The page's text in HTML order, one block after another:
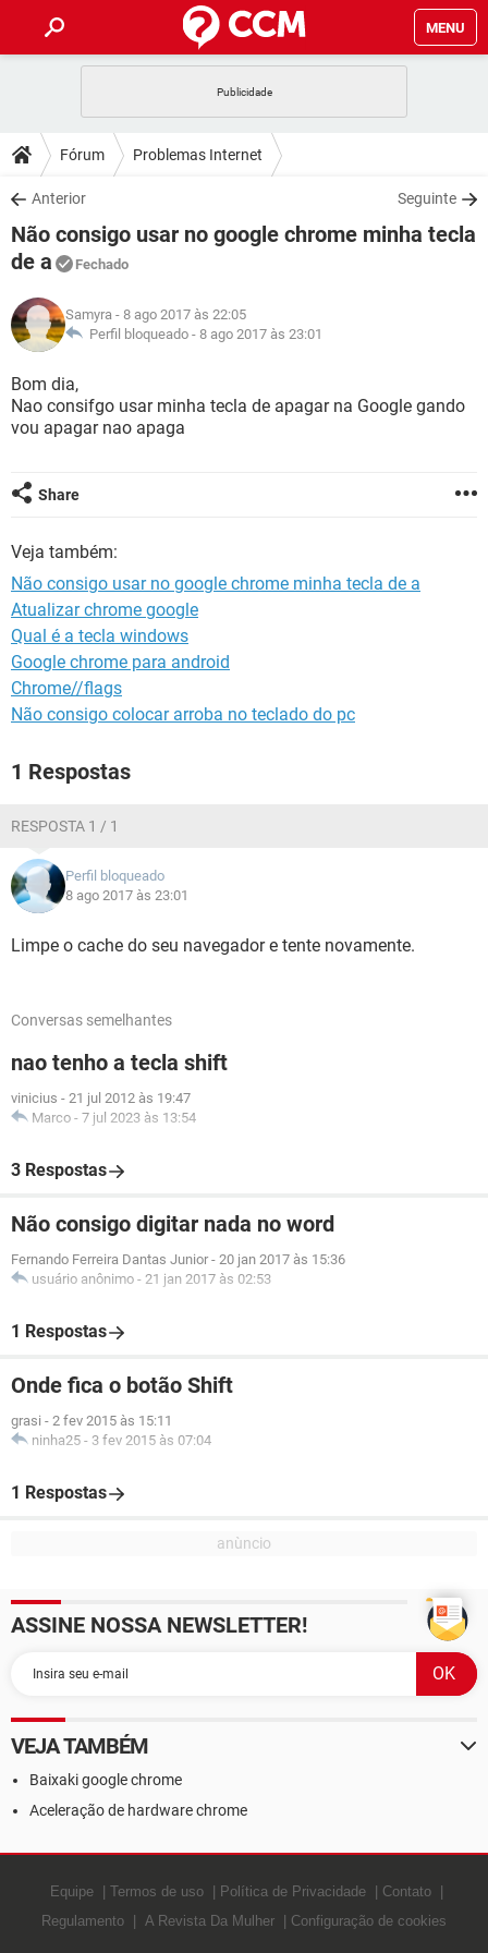
MENU
CELULAR FACEBOOK
OUTLOOK
INSTAGRAM GMAIL
GUIA DE COMPRAS
DICAS
JOGOS WHATSAPP
OUTLOOK
GUIA DE COMPRAS
DOWNLOADS
JOGOS WHATSAPP
CELULAR
OUTLOOK
INSTAGRAM
GUIA DE COMPRAS
FÓRUM
CELULAR FACEBOOK
INSTAGRAM GMAIL
GUIA DE COMPRAS
GLOSSÁRIO
JOGOS
CELULAR
OUTLOOK
GUIA DE COMPRAS
Fórum Problemas Internet
Anterior Seguinte
Não consigo usar no google chrome minha tecla
de a
Fechado
Samyra - 8 ago 2017 às 22:05
Perfil bloqueado - 8 ago 2017 às 23:01
Bom dia,
Nao consifgo usar minha tecla de apagar na Google gando
vou apagar nao apaga
Share
Veja também:
Não consigo usar no google chrome minha tecla de a
Atualizar chrome google
Qual é a tecla windows
Google chrome para android
Chrome//flags
Não consigo colocar arroba no teclado do pc
1 Respostas
RESPOSTA 1 / 1
Perfil bloqueado
8 ago 2017 às 23:01
Limpe o cache do seu navegador e tente novamente.
Conversas semelhantes
nao tenho a tecla shift
vinicius - 21 jul 2012 às 19:47
Marco - 7 jul 2023 às 13:54
3 Respostas
Não consigo digitar nada no word
Fernando Ferreira Dantas Junior - 20 jan 2017 às 15:36
usuário anônimo - 21 jan 2017 às 02:53
1 Respostas
Onde fica o botão Shift
grasi - 2 fev 2015 às 15:11
ninha25 - 3 fev 2015 às 07:04
1 Respostas
ASSINE NOSSA NEWSLETTER!
VEJA TAMBÉM
Baixaki google chrome
Aceleração de hardware chrome
Equipe Termos de uso Política de Privacidade
Contato
Regulamento
A Revista Da Mulher Configuração de cookies